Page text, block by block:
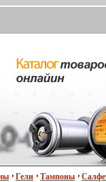
Гели Тампоны